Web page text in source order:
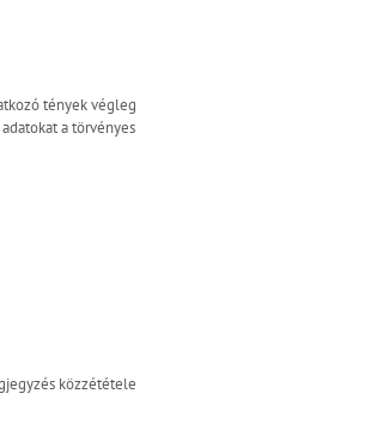
tények végleg
a törvényes
közzététele